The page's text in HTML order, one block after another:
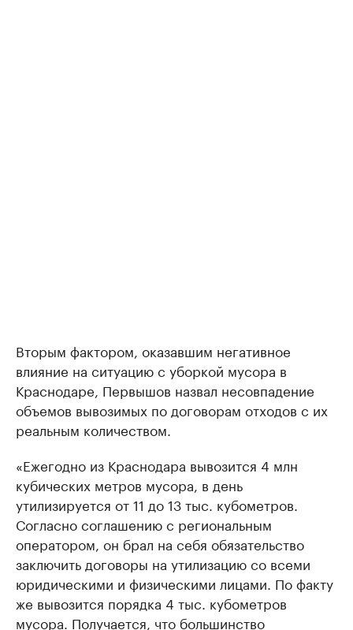
Вторым фактором, оказавшим негативное
влияние на ситуацию с уборкой мусора в
Краснодаре, Первышов назвал несовпадение
объемов вывозимых по договорам отходов с их
реальным количеством.
«Ежегодно из Краснодара вывозится 4 млн
кубических метров мусора, в день
утилизируется от 11 до 13 тыс. кубометров.
Согласно соглашению с региональным
оператором, он брал на себя обязательство
заключить договоры на утилизацию со всеми
юридическими и физическими лицами. По факту
же вывозится порядка 4 тыс. кубометров
мусора. Получается, что большинство